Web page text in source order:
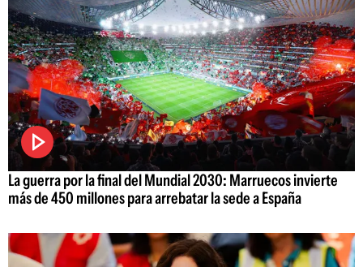
La guerra por la final del Mundial 2030: Marruecos invierte
más de 450 millones para arrebatar la sede a España